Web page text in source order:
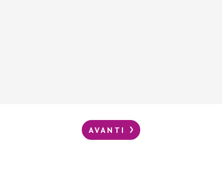
AVANTI